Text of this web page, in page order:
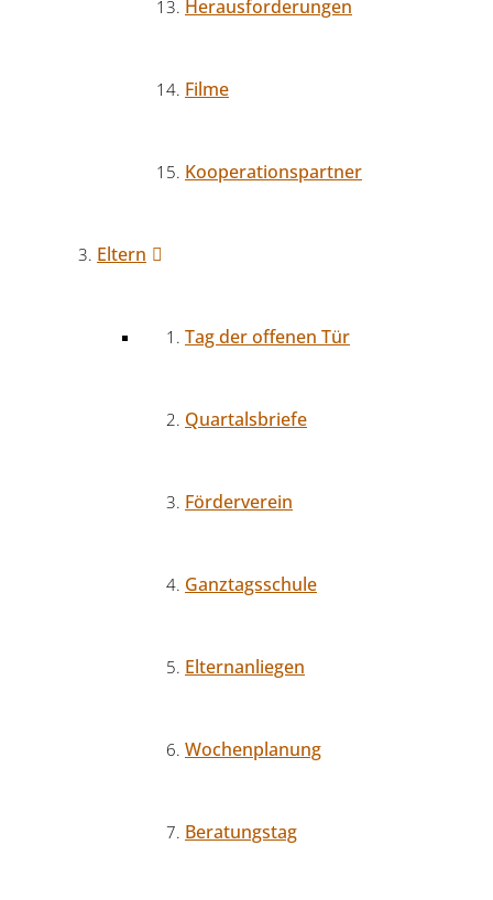
Herausforderungen
Filme
Kooperationspartner
Eltern
Tag der offenen Tür
Quartalsbriefe
Förderverein
Ganztagsschule
Elternanliegen
Wochenplanung
Beratungstag